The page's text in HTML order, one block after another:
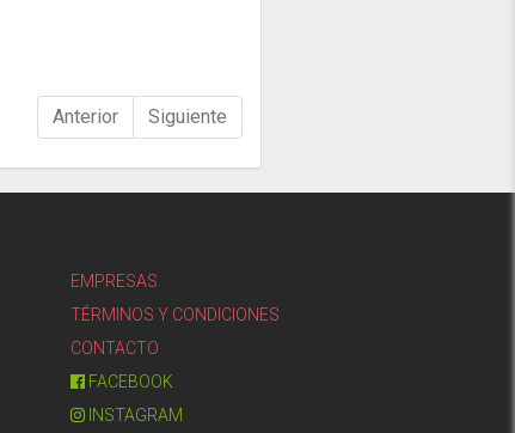
Anterior
Siguiente
EMPRESAS
TÉRMINOS Y CONDICIONES
CONTACTO
FACEBOOK
INSTAGRAM